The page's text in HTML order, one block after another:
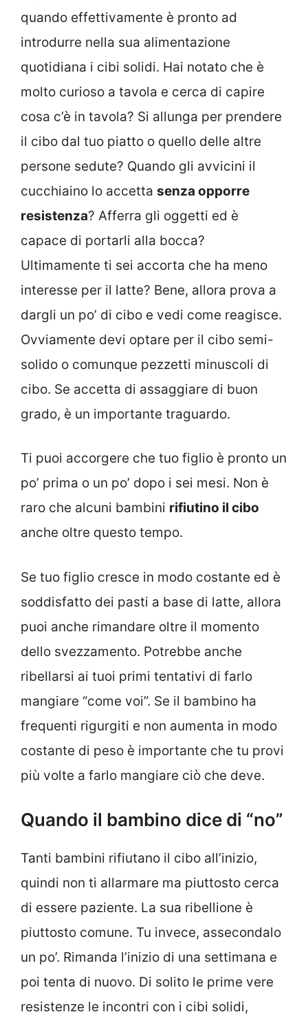
quando effettivamente è pronto ad
introdurre nella sua alimentazione
quotidiana i cibi solidi. Hai notato che è
molto curioso a tavola e cerca di capire
cosa c’è in tavola? Si allunga per prendere
il cibo dal tuo piatto o quello delle altre
persone sedute? Quando gli avvicini il
cucchiaino lo accetta senza opporre
resistenza? Afferra gli oggetti ed è
capace di portarli alla bocca?
Ultimamente ti sei accorta che ha meno
interesse per il latte? Bene, allora prova a
dargli un po’ di cibo e vedi come reagisce.
Ovviamente devi optare per il cibo semi-
solido o comunque pezzetti minuscoli di
cibo. Se accetta di assaggiare di buon
grado, è un importante traguardo.
Ti puoi accorgere che tuo figlio è pronto un
po’ prima o un po’ dopo i sei mesi. Non è
raro che alcuni bambini rifiutino il cibo
anche oltre questo tempo.
Se tuo figlio cresce in modo costante ed è
soddisfatto dei pasti a base di latte, allora
puoi anche rimandare oltre il momento
dello svezzamento. Potrebbe anche
ribellarsi ai tuoi primi tentativi di farlo
mangiare “come voi”. Se il bambino ha
frequenti rigurgiti e non aumenta in modo
costante di peso è importante che tu provi
più volte a farlo mangiare ciò che deve.
Quando il bambino dice di “no”
Tanti bambini rifiutano il cibo all’inizio,
quindi non ti allarmare ma piuttosto cerca
di essere paziente. La sua ribellione è
piuttosto comune. Tu invece, assecondalo
un po’. Rimanda l’inizio di una settimana e
poi tenta di nuovo. Di solito le prime vere
resistenze le incontri con i cibi solidi,